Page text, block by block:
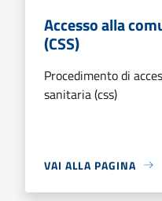
Accesso alla
(CSS)
Procedimento di
sanitaria (css)
VAI ALLA PAGINA